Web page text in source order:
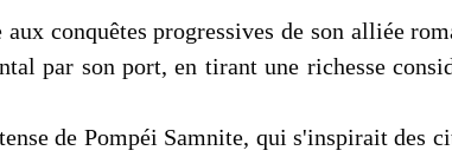
conquêtes progressives de son alliée
par son port, en tirant une richesse
de Pompéi Samnite, qui s'inspirait des